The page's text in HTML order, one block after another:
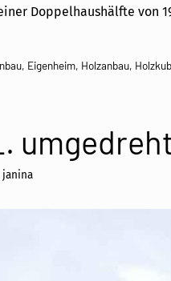
Doppelhaushälfte von
, Eigenheim, Holzanbau,
janina